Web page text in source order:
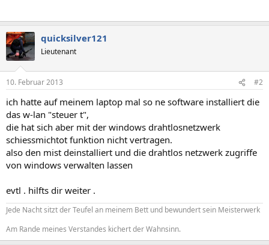
quicksilver121
Lieutenant
10. Februar 2013 #2
ich hatte auf meinem laptop mal so ne software installiert die
das w-lan "steuer t",
die hat sich aber mit der windows drahtlosnetzwerk
schiessmichtot funktion nicht vertragen.
also den mist deinstalliert und die drahtlos netzwerk zugriffe
von windows verwalten lassen
evtl . hilfts dir weiter .
Jede Nacht sitzt der Teufel an meinem Bett und bewundert sein Meisterwerk
Am Rande meines Verstandes kichert der Wahnsinn.